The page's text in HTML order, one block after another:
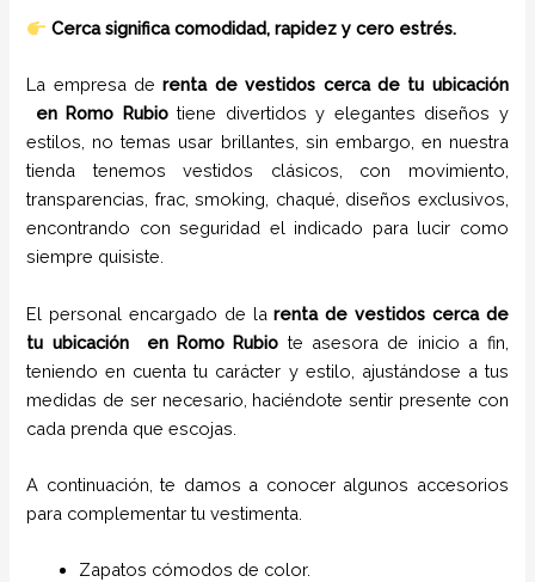
Cerca significa comodidad, rapidez y cero estrés.
La empresa derenta de vestidos cerca de tu ubicación
enRomo Rubio tiene divertidos y elegantes diseños y
estilos, no temas usar brillantes, sin embargo, en nuestra
tienda tenemos vestidos clásicos, con movimiento,
transparencias, frac, smoking, chaqué, diseños exclusivos,
encontrando con seguridad el indicado para lucir como
siempre quisiste.
El personal encargado de la renta de vestidos cerca de
tu ubicación
en Romo Rubio te asesora de inicio a fin,
teniendo en cuenta tu carácter y estilo, ajustándose a tus
medidas de ser necesario, haciéndote sentir presente con
cada prenda que escojas.
A continuación, te damos a conocer algunos accesorios
para complementar tu vestimenta.
Zapatos cómodos de color.